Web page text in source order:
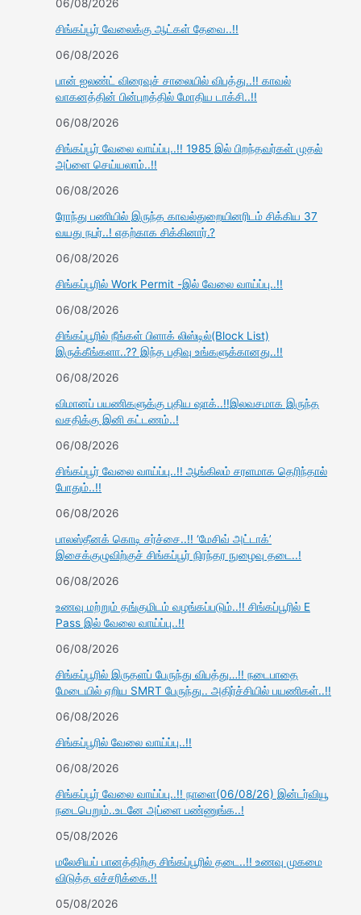
06/08/2026
சிங்கப்பூர் வேலைக்கு ஆட்கள் தேவை..!!
06/08/2026
பான் ஐலண்ட் விரைவுச் சாலையில் விபத்து..!! காவல்
வாகனத்தின் பின்புறத்தில் மோதிய டாக்சி..!!
06/08/2026
சிங்கப்பூர் வேலை வாய்ப்பு..!! 1985 இல் பிறந்தவர்கள் முதல்
அப்ளை செய்யலாம்..!!
06/08/2026
ரோந்து பணியில் இருந்த காவல்துறையினரிடம் சிக்கிய 37
வயது நபர்..! எதற்காக சிக்கினார்.?
06/08/2026
சிங்கப்பூரில் Work Permit -இல் வேலை வாய்ப்பு..!!
06/08/2026
சிங்கப்பூரில் நீங்கள் பிளாக் லிஸ்டில்(Block List)
இருக்கீங்களா..?? இந்த பதிவு உங்களுக்கானது..!!
06/08/2026
விமானப் பயணிகளுக்கு புதிய ஷாக்..!!இலவசமாக இருந்த
வசதிக்கு இனி கட்டணம்..!
06/08/2026
சிங்கப்பூர் வேலை வாய்ப்பு..!! ஆங்கிலம் சரளமாக தெரிந்தால்
போதும்..!!
06/08/2026
பாலஸ்தீனக் கொடி சர்ச்சை..!! ‘மேசிவ் அட்டாக்’
இசைக்குழுவிற்குச் சிங்கப்பூர் நிரந்தர நுழைவு தடை..!
06/08/2026
உணவு மற்றும் தங்குமிடம் வழங்கப்படும்..!! சிங்கப்பூரில் E
Pass இல் வேலை வாய்ப்பு..!!
06/08/2026
சிங்கப்பூரில் இருதளப் பேருந்து விபத்து…!! நடைபாதை
மேடையில் ஏறிய SMRT பேருந்து.. அதிர்ச்சியில் பயணிகள்..!!
06/08/2026
சிங்கப்பூரில் வேலை வாய்ப்பு..!!
06/08/2026
சிங்கப்பூர் வேலை வாய்ப்பு..!! நாளை(06/08/26) இன்டர்வியூ
நடைபெறும்..உடனே அப்ளை பண்ணுங்க..!
05/08/2026
மலேசியப் பானத்திற்கு சிங்கப்பூரில் தடை..!! உணவு முகமை
விடுத்த எச்சரிக்கை.!!
05/08/2026